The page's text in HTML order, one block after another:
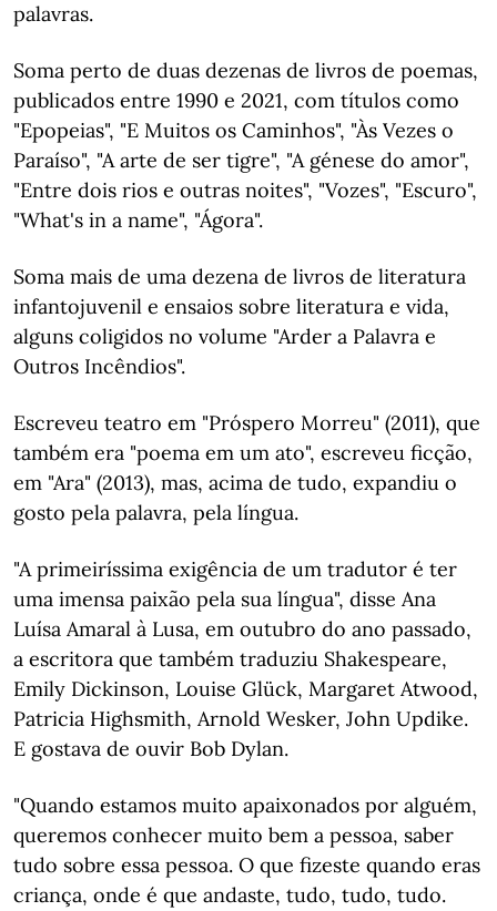
palavras.
Soma perto de duas dezenas de livros de poemas,
publicados entre 1990 e 2021, com títulos como
"Epopeias", "E Muitos os Caminhos", "Às Vezes o
Paraíso", "A arte de ser tigre", "A génese do amor",
"Entre dois rios e outras noites", "Vozes", "Escuro",
"What's in a name", "Ágora".
Soma mais de uma dezena de livros de literatura
infantojuvenil e ensaios sobre literatura e vida,
alguns coligidos no volume "Arder a Palavra e
Outros Incêndios".
Escreveu teatro em "Próspero Morreu" (2011), que
também era "poema em um ato", escreveu ficção,
em "Ara" (2013), mas, acima de tudo, expandiu o
gosto pela palavra, pela língua.
"A primeiríssima exigência de um tradutor é ter
uma imensa paixão pela sua língua", disse Ana
Luísa Amaral à Lusa, em outubro do ano passado,
a escritora que também traduziu Shakespeare,
Emily Dickinson, Louise Glück, Margaret Atwood,
Patricia Highsmith, Arnold Wesker, John Updike.
E gostava de ouvir Bob Dylan.
"Quando estamos muito apaixonados por alguém,
queremos conhecer muito bem a pessoa, saber
tudo sobre essa pessoa. O que fizeste quando eras
criança, onde é que andaste, tudo, tudo, tudo.